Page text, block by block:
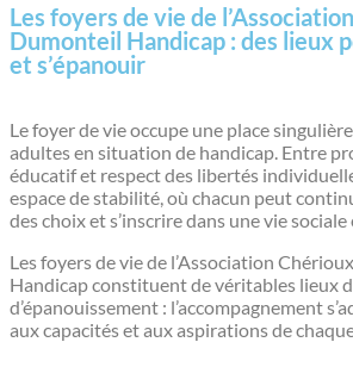
Les foyers de vie de
Dumonteil Handicap : des lieux
et s’épanouir
Le foyer de vie occupe une place
adultes en situation de handicap. Entre
éducatif et respect des libertés
espace de stabilité, où chacun peut
des choix et s’inscrire dans une vie
Les foyers de vie de l’Association
Handicap constituent de véritables lieux
d’épanouissement : l’accompagnement
aux capacités et aux aspirations de